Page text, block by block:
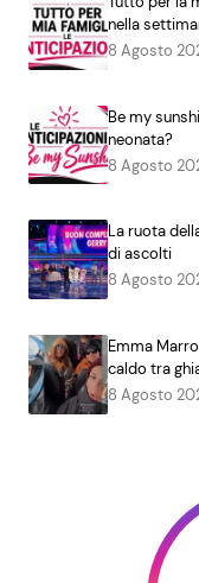
nella
8 Agosto
Be my
neonata?
8 Agosto
La ruota
di ascolti
8 Agosto
Emma
caldo tra
8 Agosto